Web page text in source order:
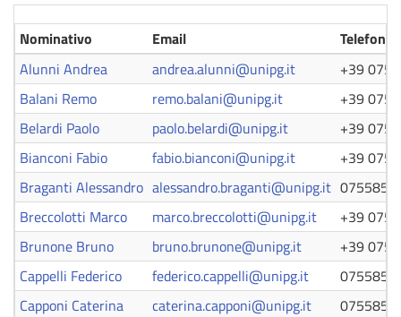
Nominativo Email
Telefono
Alunni Andrea
andrea.alunni@unipg.it
+39 075
Balani Remo
remo.balani@unipg.it
+39 075
Belardi Paolo
paolo.belardi@unipg.it
+39 075
Bianconi Fabio
fabio.bianconi@unipg.it
+39 075
Braganti Alessandro alessandro.braganti@unipg.it
Breccolotti Marco
marco.breccolotti@unipg.it
+39 075
Brunone Bruno
bruno.brunone@unipg.it
+39 075
Cappelli Federico
federico.cappelli@unipg.it
Capponi Caterina
caterina.capponi@unipg.it